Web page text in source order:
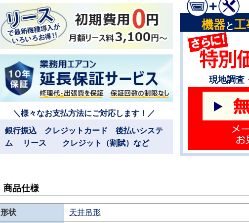
＼様々なお支払方法にご対応します！／
銀行振込 クレジットカード 後払いシステ
ム リース クレジット（割賦）など
機器と工
現地調査
商品仕様
形状
天井吊形